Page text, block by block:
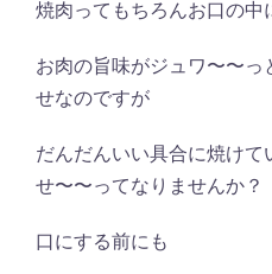
焼肉ってもちろんお口の中
お肉の旨味がジュワ〜〜
せなのですが
だんだんいい具合に焼け
せ〜〜ってなりませんか？
口にする前にも